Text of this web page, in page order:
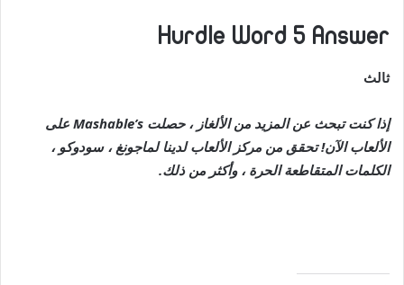
Hurdle Word 5 Answer
ثالث
إذا كنت تبحث عن المزيد من الألغاز ، حصلت Mashable’s على
الألعاب الآن!تحقق من مركز الألعاب لدينا لماجونغ ، سودوكو ،
الكلمات المتقاطعة الحرة ، وأكثر من ذلك.